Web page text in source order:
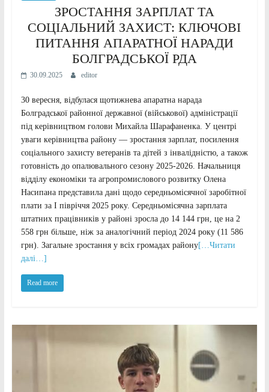
ЗРОСТАННЯ ЗАРПЛАТ ТА
СОЦІАЛЬНИЙ ЗАХИСТ: КЛЮЧОВІ
ПИТАННЯ АПАРАТНОЇ НАРАДИ
БОЛГРАДСЬКОЇ РДА
30.09.2025 editor
30 вересня, відбулася щотижнева апаратна нарада
Болградської районної державної (військової) адміністрації
під керівництвом голови Михайла Шарафаненка. У центрі
уваги керівництва району — зростання зарплат, посилення
соціального захисту ветеранів та дітей з інвалідністю, а також
готовність до опалювального сезону 2025-2026. Начальниця
відділу економіки та агропромислового розвитку Олена
Насипана представила дані щодо середньомісячної заробітної
плати за І півріччя 2025 року. Середньомісячна зарплата
штатних працівників у районі зросла до 14 144 грн, це на 2
558 грн більше, ніж за аналогічний період 2024 року (11 586
грн). Загальне зростання у всіх громадах району[…Читати
далі…]
Read more